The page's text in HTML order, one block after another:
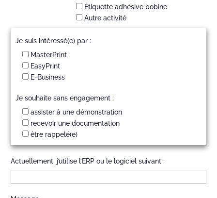
Étiquette adhésive bobine
Autre activité
Je suis intéressé(e) par :
MasterPrint
EasyPrint
E-Business
Je souhaite sans engagement :
assister à une démonstration
recevoir une documentation
être rappelé(e)
Actuellement, j’utilise l’ERP ou le logiciel suivant :